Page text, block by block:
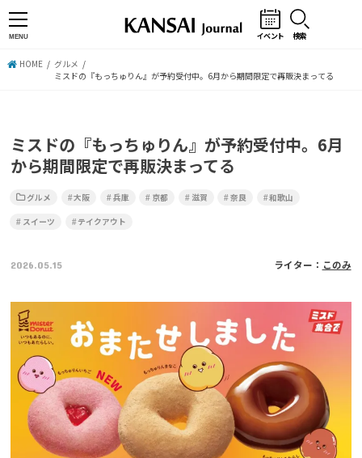
MENU イベント 検索
HOME
グルメ
ミスドの『もっちゅりん』が予約受付中。6月から期間限定で再販決まってる
ミスドの『もっちゅりん』が予約受付中。6月
から期間限定で再販決まってる
グルメ 大阪 兵庫 京都 滋賀 奈良 和歌山
スイーツ テイクアウト
2026.05.15 ライター： このみ